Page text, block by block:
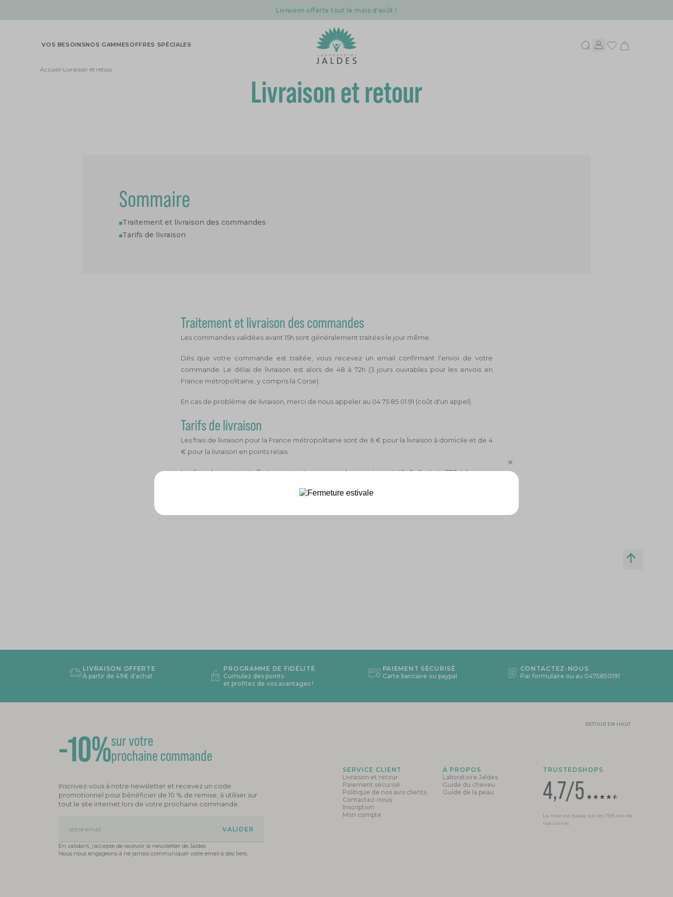
Livraison offerte tout le mois d'août !
VOS BESOINSNOS GAMMESOFFRES SPÉCIALES
Accueil-Livraison et retour
Livraison et retour
Sommaire
Traitement et livraison des commandes
Tarifs de livraison
Traitement et livraison des commandes
Les commandes validées avant 15h sont généralement traitées le jour même.
Dès que votre commande est traitée, vous recevez un email confirmant l’envoi de votre
commande. Le délai de livraison est alors de 48 à 72h (3 jours ouvrables pour les envois en
France métropolitaine, y compris la Corse).
En cas de problème de livraison, merci de nous appeler au 04 75 85 01 91 (coût d'un appel).
Tarifs de livraison
Les frais de livraison pour la France métropolitaine sont de 6 € pour la livraison à domicile et de 4
€ pour la livraison en points relais.
Les frais de port sont offerts pour toute commande supérieure à 49 € d'achats TTC à livrer en
LIVRAISON OFFERTE
À partir de 49€ d’achat
PROGRAMME DE FIDÉLITÉ
Cumulez des points
et profitez de vos avantages !
PAIEMENT SÉCURISÉ
Carte bancaire ou paypal
CONTACTEZ-NOUS
Par formulaire ou au 0475850191
RETOUR EN HAUT
-10%sur votre
prochaine commande
Inscrivez-vous à notre newsletter et recevez un code
promotionnel pour bénéficier de 10 % de remise, à utiliser sur
tout le site internet lors de votre prochaine commande.
Votre email
En validant, j’accepte de recevoir la newsletter de Jaldes.
Nous nous engageons à ne jamais communiquer votre email à des tiers.
SERVICE CLIENT
Livraison et retour
Paiement sécurisé
Politique de nos avis clients
Contactez-nous
Inscription
Mon compte
À PROPOS
Laboratoire Jaldes
Guide du cheveu
Guide de la peau
TRUSTEDSHOPS
4,7/5
La note est basée sur les 1105 avis de
nos clients